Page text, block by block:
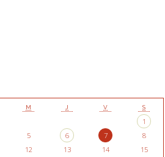
M J V S
1
5 6 7
8
12 13 14
15